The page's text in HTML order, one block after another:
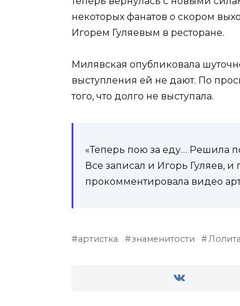
некоторых фанатов о скором
Игорем Гуляевым в ресторане.
Милявская опубликовала
выступления ей не дают. По
того, что долго не выступала.
«Теперь пою за еду… Решила
Все записал и Игорь Гуляев,
прокомментировала видео
артистка знаменитости